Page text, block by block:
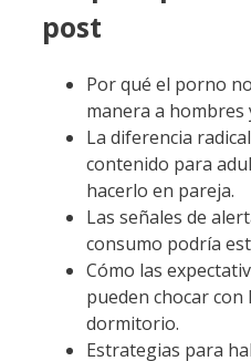
post
Por qué el porno
manera a hombres
La diferencia
contenido para
hacerlo en pareja.
Las señales de
consumo podría
Cómo las
pueden chocar con
dormitorio.
Estrategias para